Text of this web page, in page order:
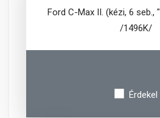
Ford C-Max II. (kézi, 6 seb.,
/1496K/
Érdekel